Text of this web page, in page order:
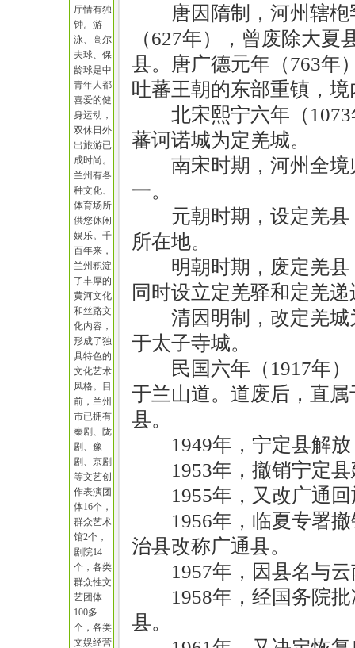
厅情有独
钟。游
泳、高尔
夫球、保
龄球是中
青年人都
喜爱的健
身运动，
双休日外
出旅游已
成时尚。
兰州有各
种文化、
体育场所
供您休闲
娱乐。千
百年来，
兰州积淀
了丰厚的
黄河文化
和丝路文
化内容，
形成了独
具特色的
文化艺术
风格。目
前，兰州
市已拥有
秦剧、陇
剧、豫
剧、京剧
等文艺创
作表演团
体16个，
群众艺术
馆2个，
剧院14
个，各类
群众性文
艺团体
100多
个，各类
文娱经营
唐因隋制，河州辖
（627年），曾废除大
县。唐广德元年（763年
吐蕃王朝的东部重镇，
北宋熙宁六年（
蕃诃诺城为定羌城。
南宋时期，河州全
一。
元朝时期，设定羌
所在地。
明朝时期，废定羌
同时设立定羌驿和定羌
清因明制，改定羌
于太子寺城。
民国六年（1917年
于兰山道。道废后，直
县。
1949年，宁定县解
1953年，撤销宁定
1955年，又改广通
1956年，临夏专署
治县改称广通县。
1957年，因县名与
1958年，经国务院
县。